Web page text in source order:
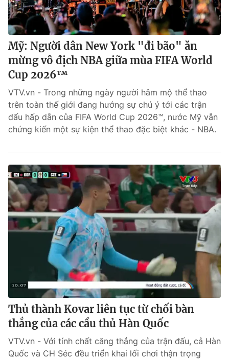
Mỹ: Người dân New York "đi bão" ăn
mừng vô địch NBA giữa mùa FIFA World
Cup 2026™
VTV.vn - Trong những ngày người hâm mộ thể thao
trên toàn thế giới đang hướng sự chú ý tới các trận
đấu hấp dẫn của FIFA World Cup 2026™, nước Mỹ vẫn
chứng kiến một sự kiện thể thao đặc biệt khác - NBA.
Thủ thành Kovar liên tục từ chối bàn
thắng của các cầu thủ Hàn Quốc
VTV.vn - Với tính chất căng thẳng của trận đấu, cả Hàn
Quốc và CH Séc đều triển khai lối chơi thận trọng